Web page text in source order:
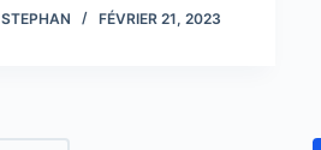
STEPHAN FÉVRIER 21, 2023